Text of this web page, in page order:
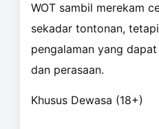
WOT sambil merekam
sekadar tontonan,
pengalaman yang
dan perasaan.
Khusus Dewasa (18+)